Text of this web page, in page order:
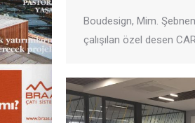
Boudesign, Mim.
çalışılan özel desen